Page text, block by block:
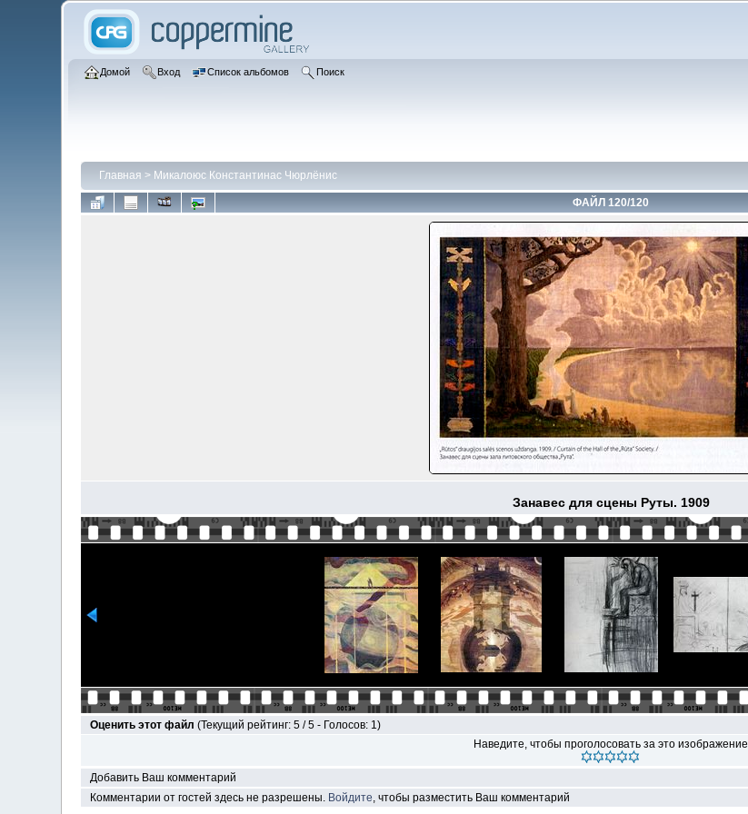
Домой Вход Список альбомов Поиск
Главная > Микалоюс Константинас Чюрлёнис
ФАЙЛ 120/120
Занавес для сцены Руты. 1909
Оценить этот файл (Текущий рейтинг: 5 / 5 - Голосов: 1)
Наведите, чтобы проголосовать за это изображение
Добавить Ваш комментарий
Комментарии от гостей здесь не разрешены. Войдите, чтобы разместить Ваш комментарий